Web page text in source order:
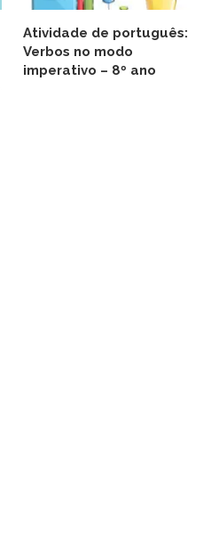
Atividade de português:
Verbos no modo
imperativo – 8º ano